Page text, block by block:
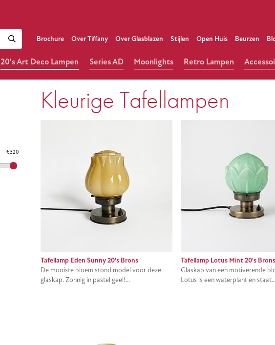
Brochure Over Tiffany Over Glasblazen Stijlen Open Huis Beurzen
20's Art Deco Lampen Series AD Moonlights Retro Lampen
€320
Kleurige Tafellampen
Tafellamp Eden Sunny 20's Brons
De mooiste bloem stond model voor deze
glaskap. Zonnig in pastel geel!...
Tafellamp Lotus Mint 20's Brons
Glaskap van een motiverende
Lotus is een waterplant en